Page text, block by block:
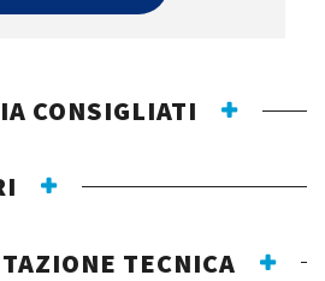
CONSIGLIATI
TECNICA